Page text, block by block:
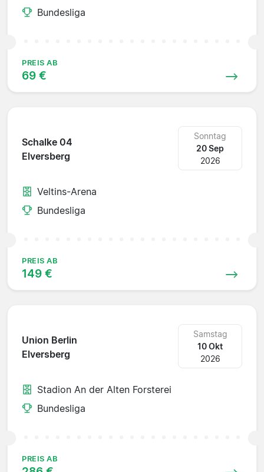
Bundesliga
PREIS AB
69 €
Schalke 04
Elversberg
Sonntag
20 Sep
2026
Veltins-Arena
Bundesliga
PREIS AB
149 €
Union Berlin
Elversberg
Samstag
10 Okt
2026
Stadion An der Alten Forsterei
Bundesliga
PREIS AB